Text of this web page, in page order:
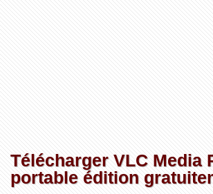
Télécharger VLC Media
portable édition